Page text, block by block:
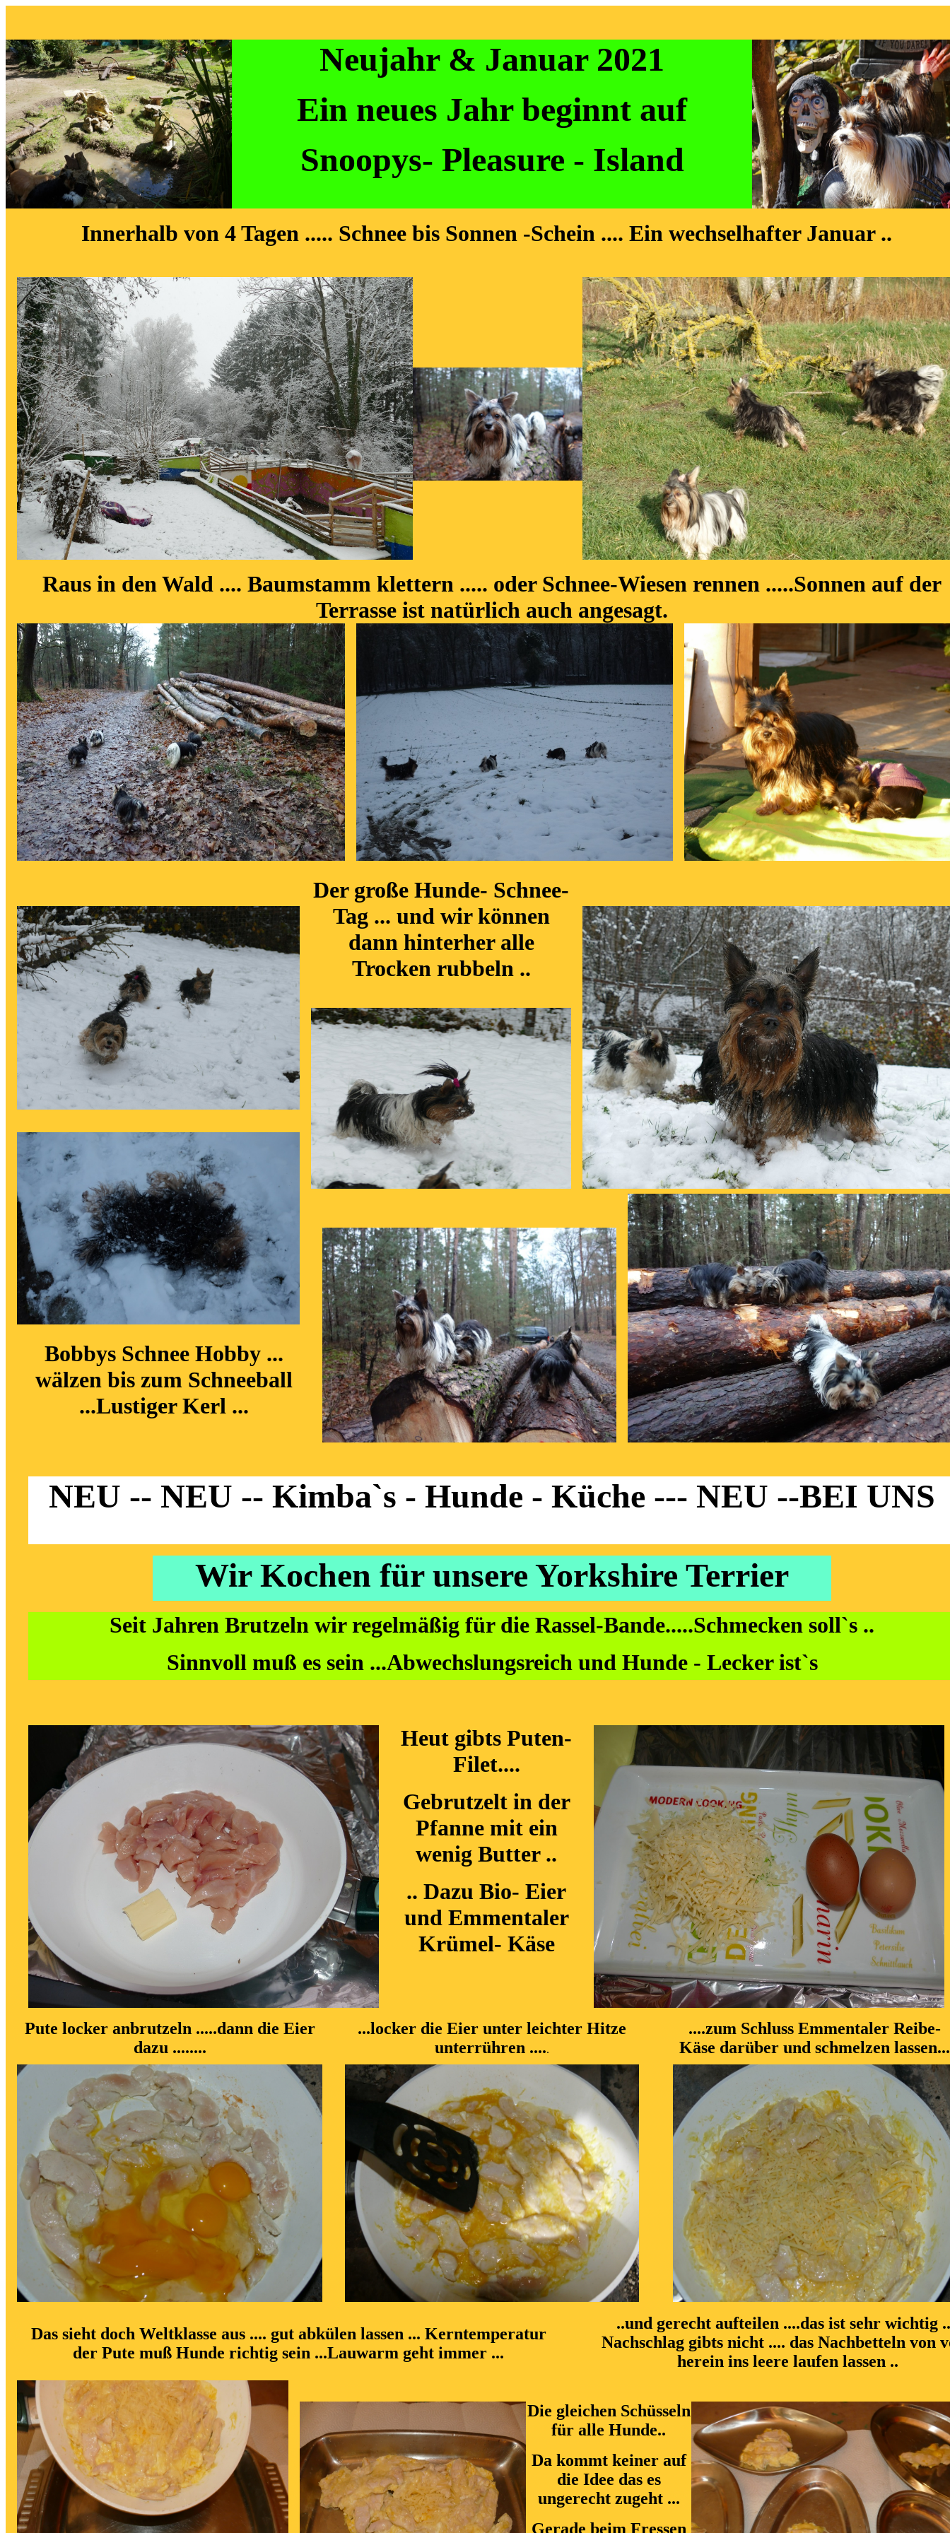
Neujahr & Januar 2021
Ein neues Jahr beginnt auf
Snoopys- Pleasure - Island
Innerhalb von 4 Tagen ..... Schnee bis Sonnen -Schein .... Ein wechselhafter Januar ..
Raus in den Wald .... Baumstamm klettern ..... oder Schnee-Wiesen rennen .....Sonnen auf der
Terrasse ist natürlich auch angesagt.
Der große Hunde- Schnee-
Tag ... und wir können
dann hinterher alle
Trocken rubbeln ..
Bobbys Schnee Hobby ...
wälzen bis zum Schneeball
...Lustiger Kerl ...
NEU -- NEU -- Kimba`s - Hunde - Küche --- NEU --BEI UNS
Wir Kochen für unsere Yorkshire Terrier
Seit Jahren Brutzeln wir regelmäßig für die Rassel-Bande.....Schmecken soll`s ..
Sinnvoll muß es sein ...Abwechslungsreich und Hunde - Lecker ist`s
Heut gibts Puten-
Filet....
Gebrutzelt in der
Pfanne mit ein
wenig Butter ..
.. Dazu Bio- Eier
und Emmentaler
Krümel- Käse
Pute locker anbrutzeln .....dann die Eier
dazu ........
...locker die Eier unter leichter Hitze
unterrühren .....
....zum Schluss Emmentaler Reibe-
Käse darüber und schmelzen lassen...
..und gerecht aufteilen ....das ist sehr wichtig
Nachschlag gibts nicht .... das Nachbetteln von
herein ins leere laufen lassen ..
Das sieht doch Weltklasse aus .... gut abkülen lassen ... Kerntemperatur
der Pute muß Hunde richtig sein ...Lauwarm geht immer ...
Die gleichen Schüsseln
für alle Hunde..
Da kommt keiner auf
die Idee das es
ungerecht zugeht ...
Gerade beim Fressen